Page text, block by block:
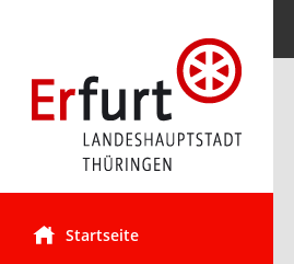
Startseite